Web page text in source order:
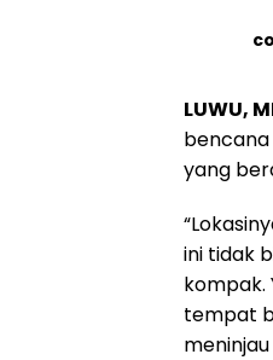
LUWU,
bencana
yang
ini tidak
kompak.
tempat